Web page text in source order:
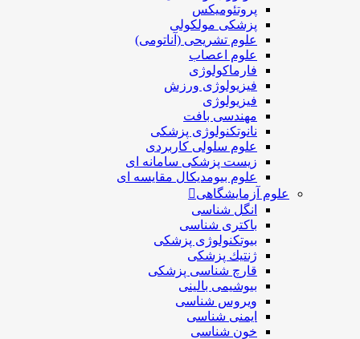
پروتئومیکس
پزشکی مولکولی
علوم تشریحی (آناتومی)
علوم اعصاب
فارماکولوژی
فیزیولوژی ورزش
فیزیولوژی
مهندسی بافت
نانوتکنولوژی پزشکی
علوم سلولی کاربردی
زیست پزشکی سامانه ای
علوم بیومدیکال مقایسه ای
علوم آزمایشگاهی
انگل شناسی
باکتری شناسی
بیوتکنولوژی پزشکی
ژنتيك پزشکی
قارچ شناسی پزشكی
بیوشیمی بالینی
ویروس شناسی
ایمنی شناسی
خون شناسی